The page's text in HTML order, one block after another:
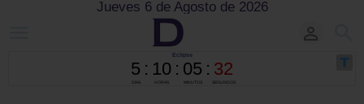
Jueves 6 de Agosto de 2026